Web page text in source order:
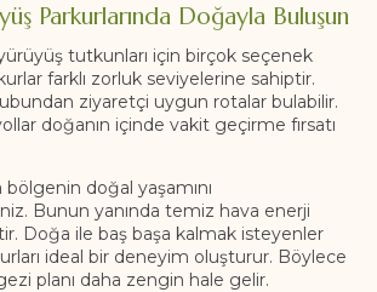
Parkurlarında Doğayla Buluşun
tutkunları için birçok seçenek
farklı zorluk seviyelerine sahiptir.
ziyaretçi uygun rotalar bulabilir.
doğanın içinde vakit geçirme fırsatı
bölgenin doğal yaşamını
Bunun yanında temiz hava enerji
Doğa ile baş başa kalmak isteyenler
ideal bir deneyim oluşturur. Böylece
planı daha zengin hale gelir.